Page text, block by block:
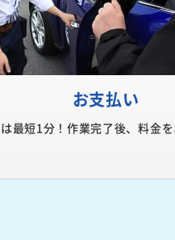
お支払い
最短1分！作業完了後、料金